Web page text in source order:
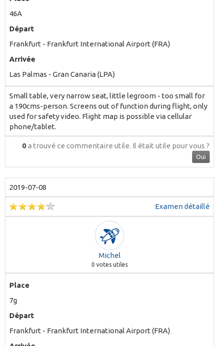
46A
Départ
Frankfurt - Frankfurt International Airport (FRA)
Arrivée
Las Palmas - Gran Canaria (LPA)
Small table, very narrow seat, little legroom - too small for
a 190cms-person. Screens out of function during flight, only
used for safety video. Flight map is possible via cellular
phone/tablet.
0a trouvé ce commentaire utile. Il était utile pour vous ?
Oui
2019-07-08
Examen détaillé
Michel
0 votes utiles
Place
7g
Départ
Frankfurt - Frankfurt International Airport (FRA)